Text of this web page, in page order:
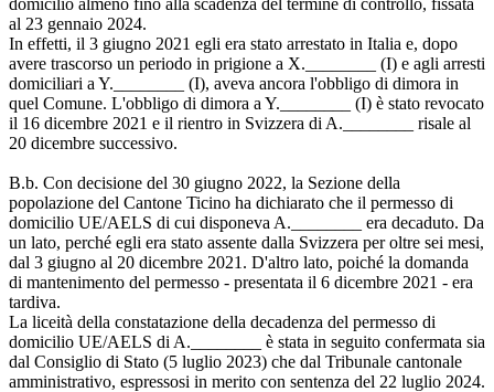
al 23 gennaio 2024.
In effetti, il 3 giugno 2021 egli era stato arrestato in Italia e, dopo
avere trascorso un periodo in prigione a X.________ (I) e agli arresti
domiciliari a Y.________ (I), aveva ancora l'obbligo di dimora in
quel Comune. L'obbligo di dimora a Y.________ (I) è stato revocato
il 16 dicembre 2021 e il rientro in Svizzera di A.________ risale al
20 dicembre successivo.
B.b. Con decisione del 30 giugno 2022, la Sezione della
popolazione del Cantone Ticino ha dichiarato che il permesso di
domicilio UE/AELS di cui disponeva A.________ era decaduto. Da
un lato, perché egli era stato assente dalla Svizzera per oltre sei mesi,
dal 3 giugno al 20 dicembre 2021. D'altro lato, poiché la domanda
di mantenimento del permesso - presentata il 6 dicembre 2021 - era
tardiva.
La liceità della constatazione della decadenza del permesso di
domicilio UE/AELS di A.________ è stata in seguito confermata sia
dal Consiglio di Stato (5 luglio 2023) che dal Tribunale cantonale
amministrativo, espressosi in merito con sentenza del 22 luglio 2024.